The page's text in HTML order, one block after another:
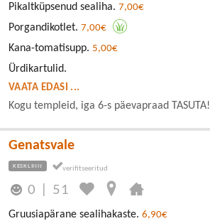
Pikaltküpsenud sealiha. 7,00€
Porgandikotlet. 7,00€
Kana-tomatisupp. 5,00€
Ürdikartulid.
VAATA EDASI ...
Kogu templeid, iga 6-s päevapraad TASUTA!
Genatsvale
KESKLINN
0 51
Gruusiapärane sealihakaste. 6,90€